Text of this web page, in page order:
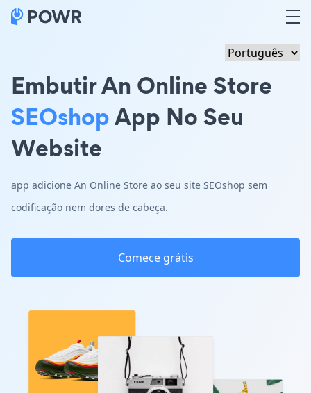
Embutir An Online Store
SEOshopApp No Seu
Website
app adicione An Online Store ao seu site SEOshop sem
codificação nem dores de cabeça.
Comece grátis